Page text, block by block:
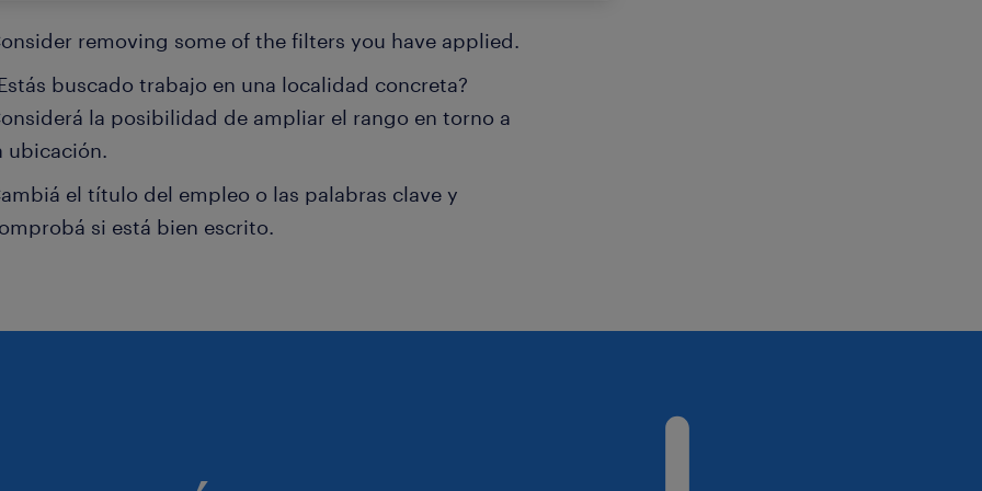
removing some of the filters you have applied.
buscado trabajo en una localidad concreta?
la posibilidad de ampliar el rango en torno a
ubicación.
el título del empleo o las palabras clave y
si está bien escrito.